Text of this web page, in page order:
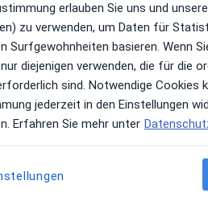
von Leipzig, Sachsen in
·
Heute
7 Aug 8
Online-
erlauben Sie uns und
zu verwenden, um Daten für
Surfgewohnheiten basieren. Wenn
diejenigen verwenden, die für die
sind. Notwendige Cookies
jederzeit in den Einstellungen
Erfahren Sie mehr unter